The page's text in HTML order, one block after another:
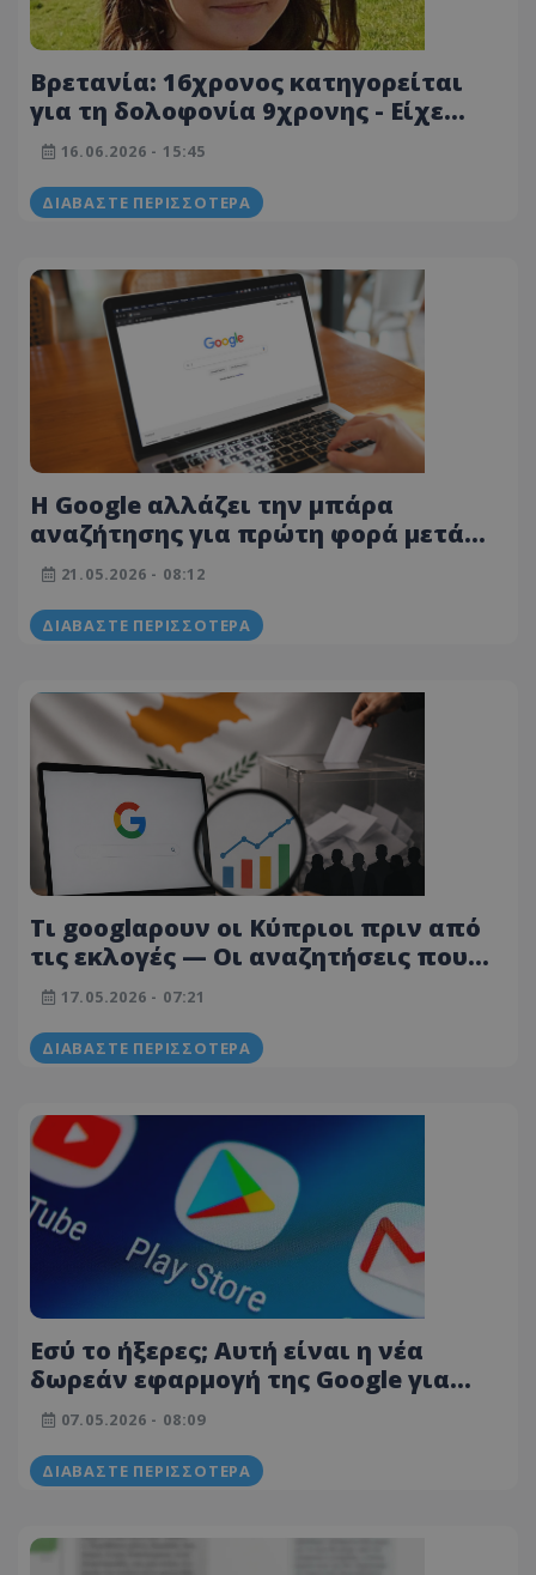
Βρετανία: 16χρονος κατηγορείται
για τη δολοφονία 9χρονης - Είχε
αναζητήσει στο Google «τι γίνεται
αν σκοτώσεις»
16.06.2026 - 15:45
ΔΙΑΒΆΣΤΕ ΠΕΡΙΣΣΌΤΕΡΑ
Η Google αλλάζει την μπάρα
αναζήτησης για πρώτη φορά μετά
από 25 χρόνια - O ρόλος της
τεχνητής νοημοσύνης
21.05.2026 - 08:12
ΔΙΑΒΆΣΤΕ ΠΕΡΙΣΣΌΤΕΡΑ
Τι googlαρουν οι Κύπριοι πριν από
τις εκλογές — Οι αναζητήσεις που
δείχνουν τι πραγματικά τους
απασχολεί
17.05.2026 - 07:21
ΔΙΑΒΆΣΤΕ ΠΕΡΙΣΣΌΤΕΡΑ
Εσύ το ήξερες; Αυτή είναι η νέα
δωρεάν εφαρμογή της Google για
όλους
07.05.2026 - 08:09
ΔΙΑΒΆΣΤΕ ΠΕΡΙΣΣΌΤΕΡΑ